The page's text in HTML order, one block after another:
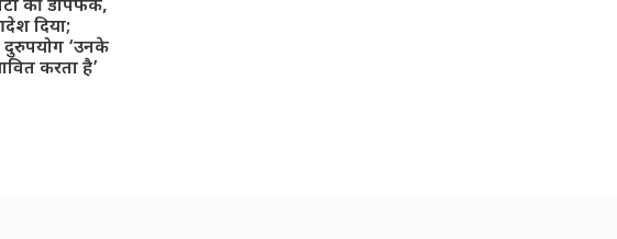
की डीपफेक,
दिया;
‘उनके
करता है’